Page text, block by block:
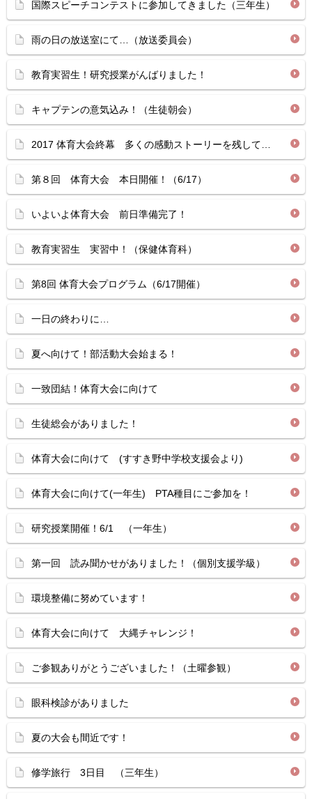
国際スピーチコンテストに参加してきました（三年生）
雨の日の放送室にて…（放送委員会）
教育実習生！研究授業がんばりました！
キャプテンの意気込み！（生徒朝会）
2017 体育大会終幕 多くの感動ストーリーを残して…
第８回 体育大会 本日開催！（6/17）
いよいよ体育大会 前日準備完了！
教育実習生 実習中！（保健体育科）
第8回 体育大会プログラム（6/17開催）
一日の終わりに…
夏へ向けて！部活動大会始まる！
一致団結！体育大会に向けて
生徒総会がありました！
体育大会に向けて (すすき野中学校支援会より)
体育大会に向けて(一年生) PTA種目にご参加を！
研究授業開催！6/1 （一年生）
第一回 読み聞かせがありました！（個別支援学級）
環境整備に努めています！
体育大会に向けて 大縄チャレンジ！
ご参観ありがとうございました！（土曜参観）
眼科検診がありました
夏の大会も間近です！
修学旅行 3日目 （三年生）